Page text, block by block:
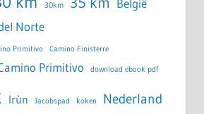
30km België
Norte
Primitivo Camino Finisterre
Primitivo download ebook pdf
Irùn Jacobspad koken Nederland